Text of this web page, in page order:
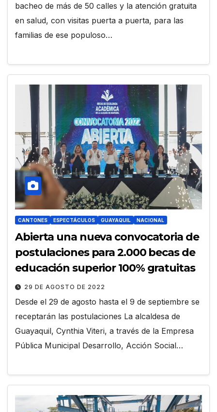
bacheo de más de 50 calles y la atención gratuita
en salud, con visitas puerta a puerta, para las
familias de ese populoso…
CANTONES ESPECTÁCULOS GUAYAQUIL NACIONAL
Abierta una nueva convocatoria de
postulaciones para 2.000 becas de
educación superior 100% gratuitas
29 DE AGOSTO DE 2022
Desde el 29 de agosto hasta el 9 de septiembre se
receptarán las postulaciones La alcaldesa de
Guayaquil, Cynthia Viteri, a través de la Empresa
Pública Municipal Desarrollo, Acción Social…